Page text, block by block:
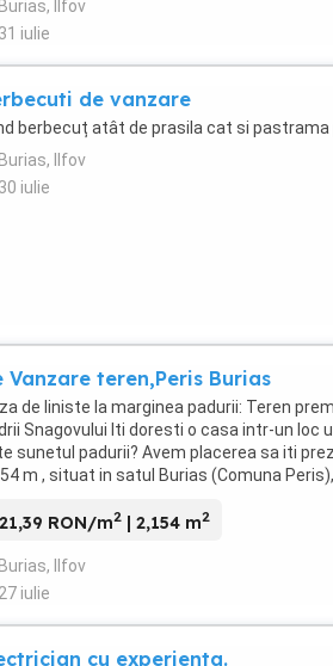
Burias, Ilfov
31 iulie
de vanzare
berbecuț atât de prasila cat si
Burias, Ilfov
30 iulie
Vanzare teren,Peris Burias
de liniste la marginea padurii: Teren
Snagovului Iti doresti o casa intr-un loc
sunetul padurii? Avem placerea sa iti
m , situat in satul Burias (Comuna
RON/m2 | 2,154 m2
Burias, Ilfov
27 iulie
cu experienta.